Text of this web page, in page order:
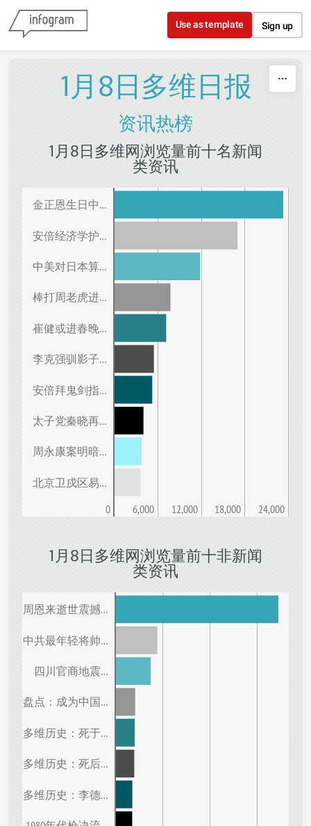
Skip to content
Use as template Sign up
1月8日多维日报
资讯热榜
1月8日多维网浏览量前十名新闻
类资讯
金正恩生日中…
安倍经济学护…
中美对日本算…
棒打周老虎进…
崔健或进春晚…
李克强驯影子…
安倍拜鬼剑指…
太子党秦晓再…
周永康案明暗…
北京卫戍区易…
0 6,000 12,000 18,000 24,000
1月8日多维网浏览量前十非新闻
类资讯
周恩来逝世震撼…
中共最年轻将帅…
四川官商地震…
盘点：成为中国…
多维历史：死于…
多维历史：死后…
多维历史：李德…